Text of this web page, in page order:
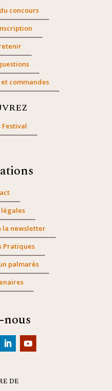
concours
commandes
Festival
la newsletter
Pratiques
palmarès
nous
DE